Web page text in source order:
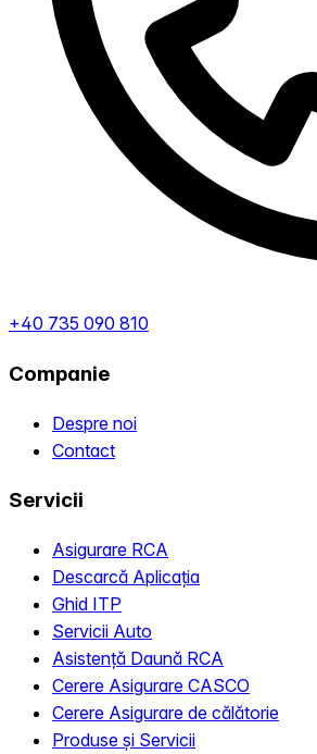
+40 735 090 810
Companie
Despre noi
Contact
Servicii
Asigurare RCA
Descarcă Aplicația
Ghid ITP
Servicii Auto
Asistență Daună RCA
Cerere Asigurare CASCO
Cerere Asigurare de călătorie
Produse și Servicii